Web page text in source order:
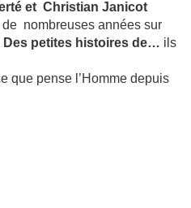
et Christian Janicot
nombreuses années sur
Des petites histoires de… ils
que pense l’Homme depuis